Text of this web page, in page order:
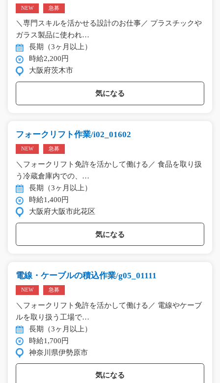
NEW 急募
＼専門スキルを活かせる設計のお仕事／ プラスチックや
ガラス製品に使われ…
長期（3ヶ月以上）
時給2,200円
大阪府茨木市
気になる
フォークリフト作業/i02_01602
NEW 急募
＼フォークリフト免許を活かして働ける／ 食品を取り扱
う冷蔵倉庫内での、…
長期（3ヶ月以上）
時給1,400円
大阪府大阪市此花区
気になる
電線・ケーブルの積込作業/g05_01111
NEW 急募
＼フォークリフト免許を活かして働ける／ 電線やケーブ
ルを取り扱う工場で…
長期（3ヶ月以上）
時給1,700円
神奈川県伊勢原市
気になる